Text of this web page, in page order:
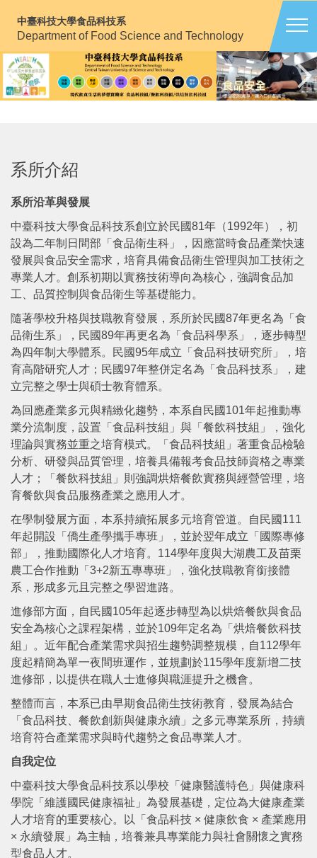
要
內
容
中臺科技大學食品科技系
Department of Food Science and Technology
系所介紹
系所沿革與發展
中臺科技大學食品科技系創立於民國81年（1992年），初
設為二年制日間部「食品衛生科」，因應當時食品產業快速
發展與食品安全需求，培育具備食品衛生管理與加工技術之
專業人才。創系初期以實務技術導向為核心，強調食品加
工、品質控制與食品衛生等基礎能力。
隨著學校升格與技職教育發展，系所於民國87年更名為「食
品衛生系」，民國89年再更名為「食品科學系」，逐步轉型
為四年制大學體系。民國95年成立「食品科技研究所」，培
育高階研究人才；民國97年整併定名為「食品科技系」，建
立完整之學士與碩士教育體系。
為回應產業多元與精緻化趨勢，本系自民國101年起推動專
業分流制度，設置「食品科技組」與「餐飲科技組」，強化
理論與實務並重之培育模式。「食品科技組」著重食品檢驗
分析、研發與品質管理，培養具備報考食品技師資格之專業
人才；「餐飲科技組」則強調烘焙餐飲實務與經營管理，培
育餐飲與食品服務產業之應用人才。
在學制發展方面，本系持續拓展多元培育管道。自民國111
年起開設「僑生產學攜手專班」，並於翌年成立「國際專修
部」，推動國際化人才培育。114學年度與大湖農工及苗栗
農工合作推動「3+2新五專專班」，強化技職教育銜接體
系，形成多元且完整之學習進路。
進修部方面，自民國105年起逐步轉型為以烘焙餐飲與食品
安全為核心之課程架構，並於109年定名為「烘焙餐飲科技
組」。近年配合產業需求與招生趨勢調整規模，自112學年
度起精簡為單一夜間班運作，並規劃於115學年度新增二技
進修部，以提供在職人士進修與職涯提升之機會。
整體而言，本系已由早期食品衛生技術教育，發展為結合
「食品科技、餐飲創新與健康永續」之多元專業系所，持續
培育符合產業需求與時代趨勢之食品專業人才。
自我定位
中臺科技大學食品科技系以學校「健康醫護特色」與健康科
學院「維護國民健康福祉」為發展基礎，定位為大健康產業
人才培育的重要核心。以「食品科技 × 健康飲食 × 產業應用
× 永續發展」為主軸，培養兼具專業能力與社會關懷之實務
型食品人才。